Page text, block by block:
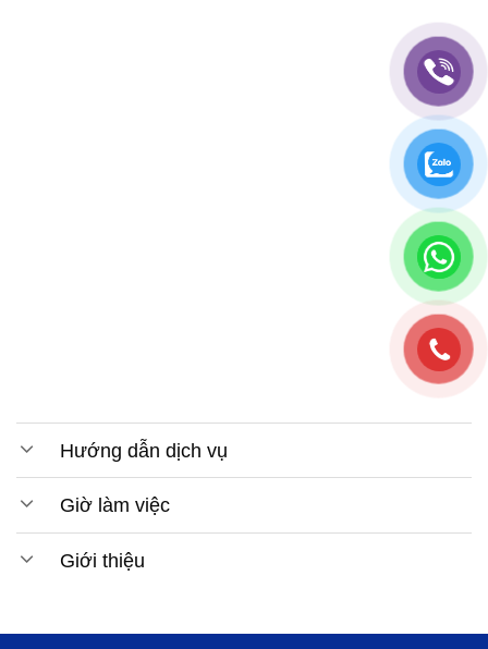
Hướng dẫn dịch vụ
Giờ làm việc
Giới thiệu